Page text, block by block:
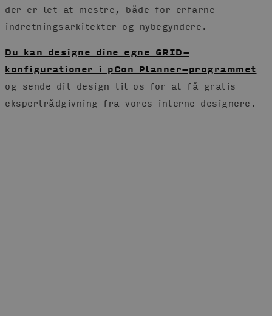
der er let at mestre, både for erfarne
indretningsarkitekter og nybegyndere.
Du kan designe dine egne GRID-
konfigurationer i pCon Planner-programmet
og sende dit design til os for at få gratis
ekspertrådgivning fra vores interne designere.